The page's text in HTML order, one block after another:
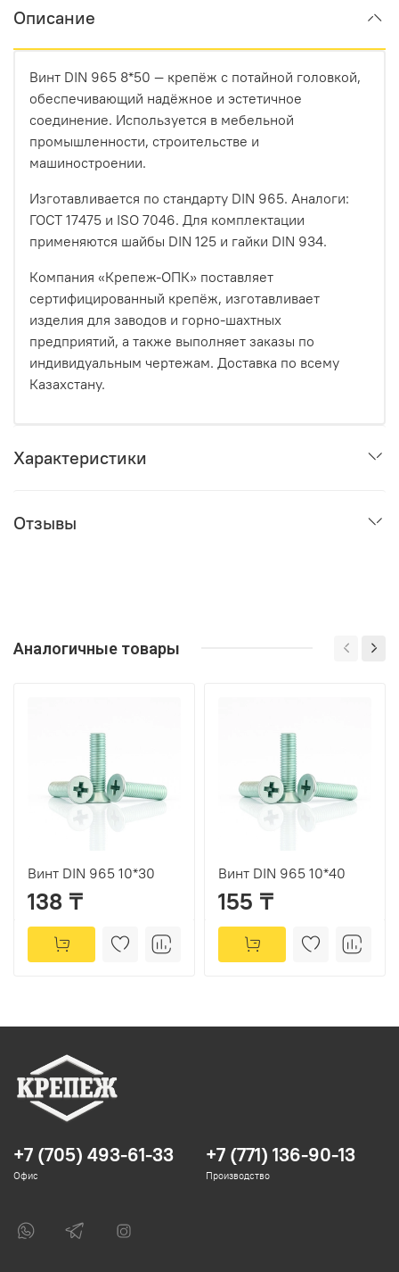
Описание
Винт DIN 965 8*50 — крепёж с потайной головкой,
обеспечивающий надёжное и эстетичное
соединение. Используется в мебельной
промышленности, строительстве и
машиностроении.
Изготавливается по стандарту DIN 965. Аналоги:
ГОСТ 17475 и ISO 7046. Для комплектации
применяются шайбы DIN 125 и гайки DIN 934.
Компания «Крепеж-ОПК» поставляет
сертифицированный крепёж, изготавливает
изделия для заводов и горно-шахтных
предприятий, а также выполняет заказы по
индивидуальным чертежам. Доставка по всему
Казахстану.
Характеристики
Отзывы
Аналогичные товары
Винт DIN 965 10*30
138 ₸
Винт DIN 965 10*40
155 ₸
+7 (705) 493-61-33
Офис
+7 (771) 136-90-13
Производство